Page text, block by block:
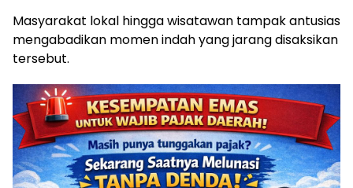
Masyarakat lokal hingga wisatawan tampak antusias
mengabadikan momen indah yang jarang disaksikan
tersebut.